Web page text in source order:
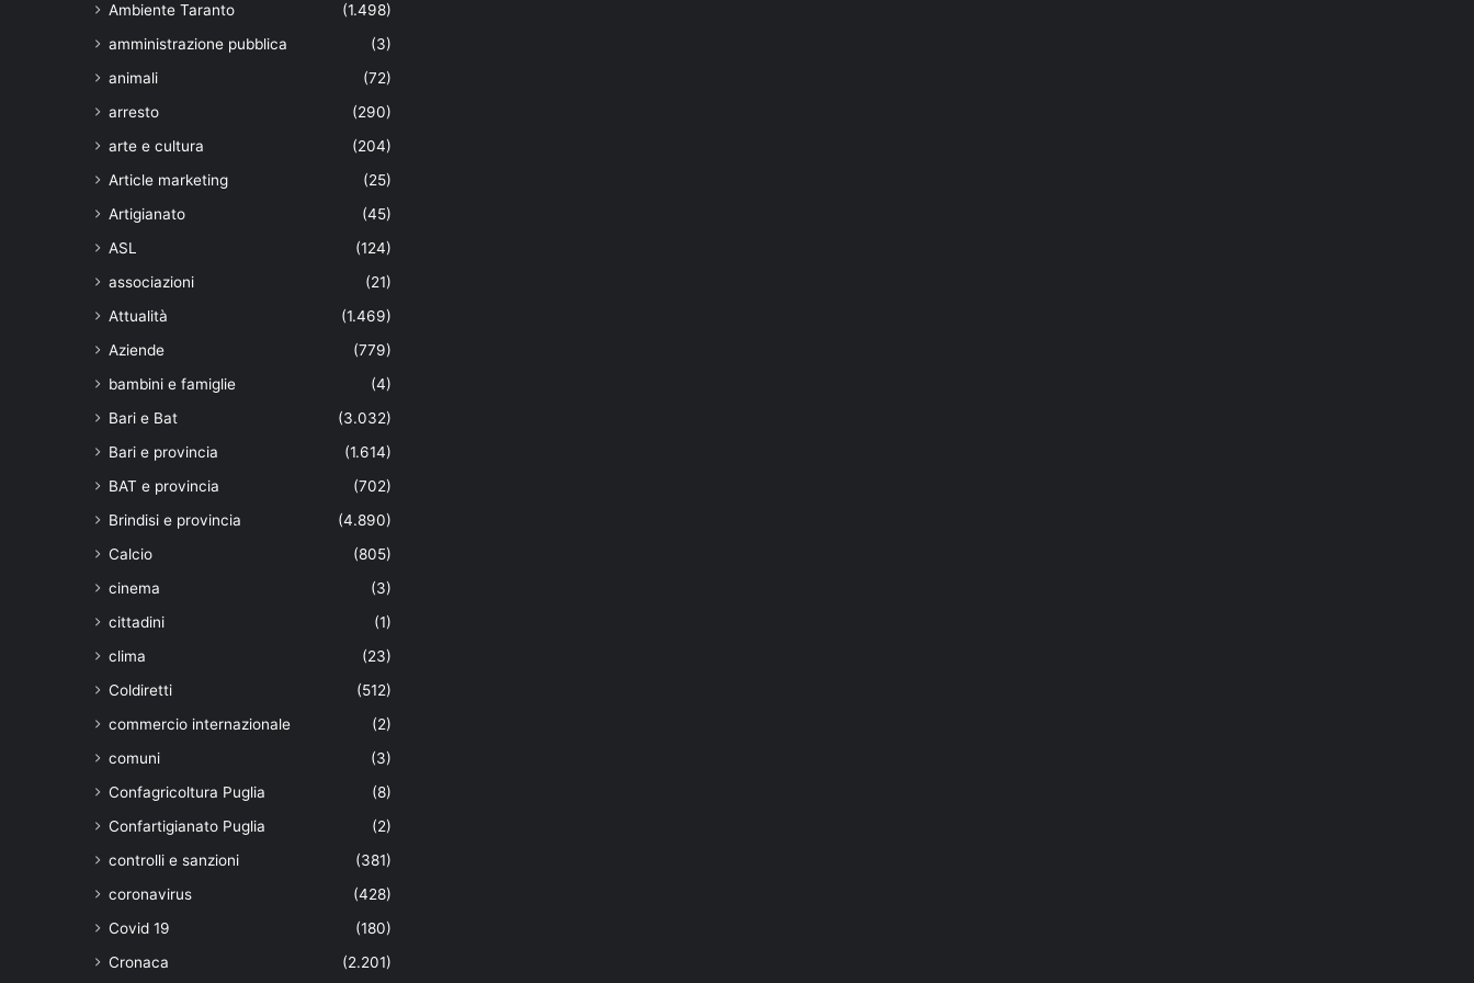
Ambiente Taranto
(1.498)
amministrazione pubblica
(3)
animali
(72)
arresto
(290)
arte e cultura
(204)
Article marketing
(25)
Artigianato
(45)
ASL
(124)
associazioni
(21)
Attualità
(1.469)
Aziende
(779)
bambini e famiglie
(4)
Bari e Bat
(3.032)
Bari e provincia
(1.614)
BAT e provincia
(702)
Brindisi e provincia
(4.890)
Calcio
(805)
cinema
(3)
cittadini
(1)
clima
(23)
Coldiretti
(512)
commercio internazionale
(2)
comuni
(3)
Confagricoltura Puglia
(8)
Confartigianato Puglia
(2)
controlli e sanzioni
(381)
coronavirus
(428)
Covid 19
(180)
Cronaca
(2.201)